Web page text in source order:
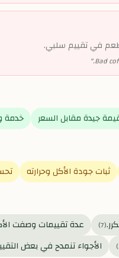
طعم في تقييم سلبي.
Bad
"
جيدة مقابل السعر خدمة
ثبات جودة الأكل وحرارته
(
7
) عدة تقييمات وصفت
) الأجواء تنمدح في بعض